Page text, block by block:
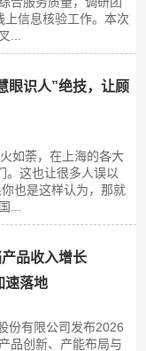
信息核验工作。本次
...
眼识人”绝技，让顾
如荼，在上海的各大
。这也让很多人误以
也是这样认为，那就
...
品收入增长
速落地
份有限公司发布2026
品创新、产能布局与